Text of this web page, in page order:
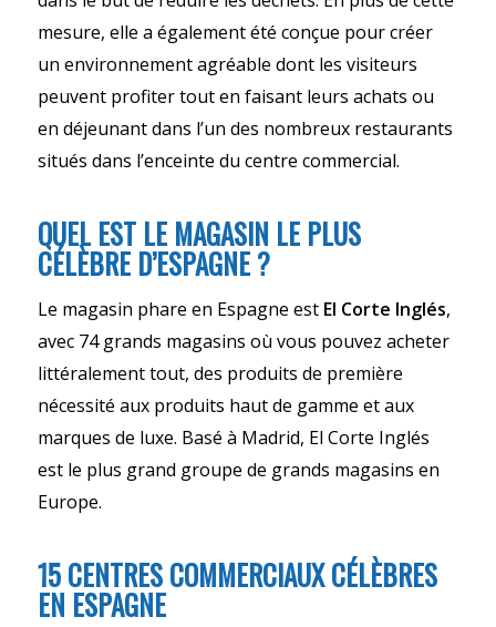
mesure, elle a également été conçue pour créer
un environnement agréable dont les visiteurs
peuvent profiter tout en faisant leurs achats ou
en déjeunant dans l’un des nombreux restaurants
situés dans l’enceinte du centre commercial.
QUEL EST LE MAGASIN LE PLUS
CÉLÈBRE D’ESPAGNE ?
Le magasin phare en Espagne est El Corte Inglés,
avec 74 grands magasins où vous pouvez acheter
littéralement tout, des produits de première
nécessité aux produits haut de gamme et aux
marques de luxe. Basé à Madrid, El Corte Inglés
est le plus grand groupe de grands magasins en
Europe.
15 CENTRES COMMERCIAUX CÉLÈBRES
EN ESPAGNE